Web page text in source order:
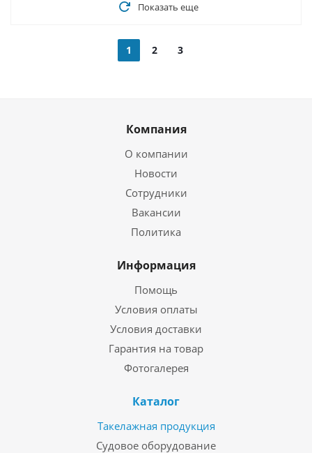
Показать еще
1 2 3
Компания
О компании
Новости
Сотрудники
Вакансии
Политика
Информация
Помощь
Условия оплаты
Условия доставки
Гарантия на товар
Фотогалерея
Каталог
Такелажная продукция
Судовое оборудование